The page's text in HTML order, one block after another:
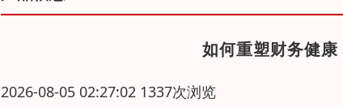
如何重塑财务健
2026-08-05 02:27:02 1337次浏览